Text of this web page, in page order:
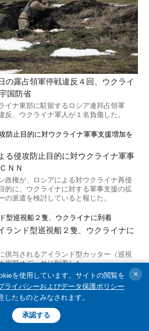
の露占領軍停戦違反４回、ウクライ
国防省
イナ東部に駐留するロシア連邦占領軍
反、ウクライナ軍人が１名負傷した。
る侵攻防止目的に対ウクライナ軍事
ＮＮ
政権が、ロシアによる対ウクライナ再侵
的に、ウクライナに対する軍事支援の拡
の派遣を検討していると報じた。
ランド型巡視船２隻、ウクライナに
供与されるアイランド型カッター（巡視
南部オデーサに到着した。
ランド型巡視船２隻、ウクライナに
を使用しています。サイトの閲覧を
ライバシーおよびデータ保護ポリシー
したものとみなされます。
承認する
×